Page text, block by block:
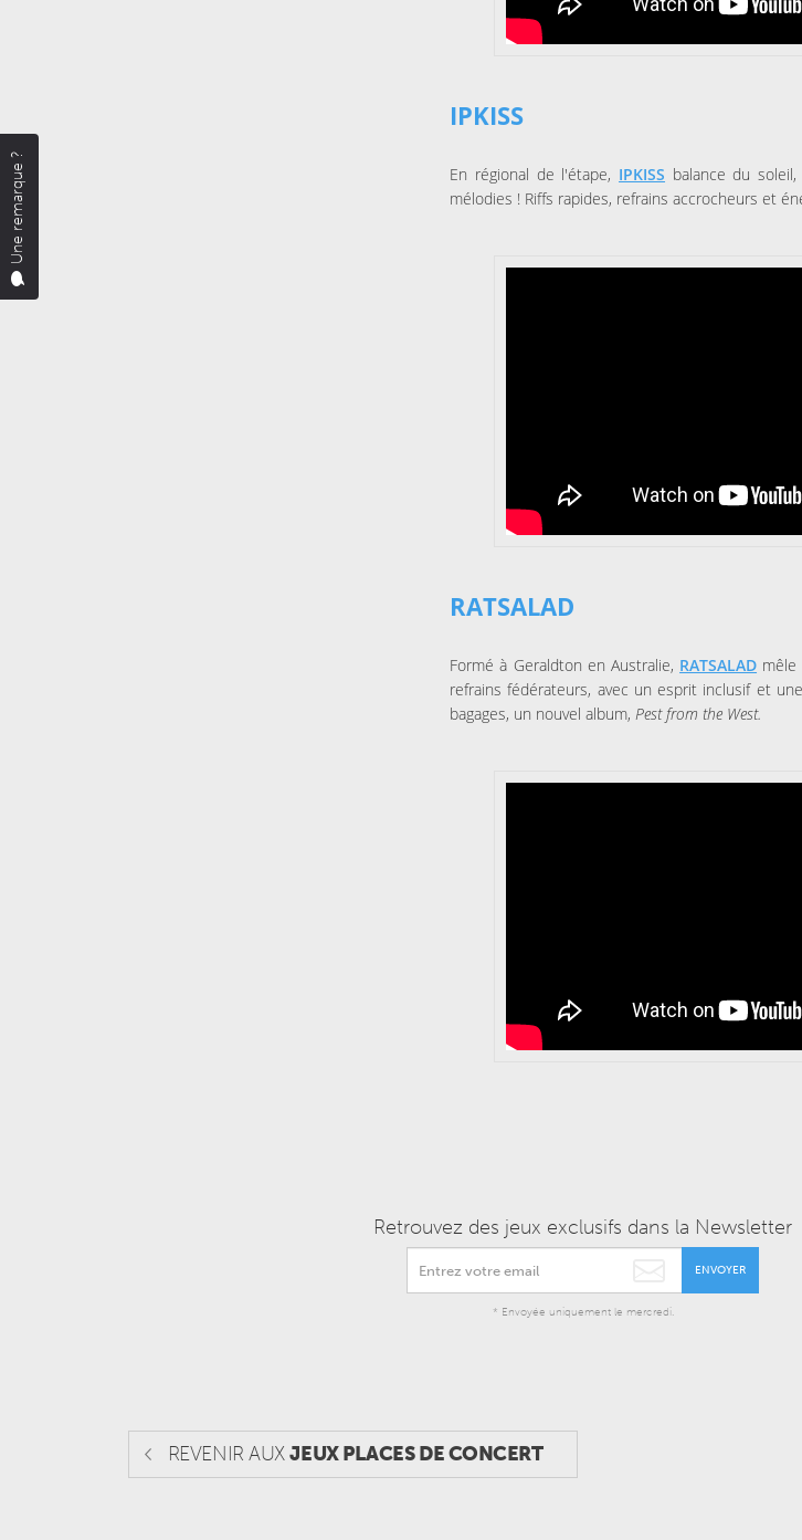
IPKISS
En régional de l'étape, IPKISS balance du
mélodies ! Riffs rapides, refrains accrocheurs et
RATSALAD
Formé à Geraldton en Australie, RATSALAD
refrains fédérateurs, avec un esprit inclusif et
bagages, un nouvel album,Pest from the West.
Retrouvez des jeux exclusifs dans la Newsletter
ENVOYER
* Envoyée uniquement le mercredi.
REVENIR AUXJEUX PLACES DE CONCERT
Une remarque ?